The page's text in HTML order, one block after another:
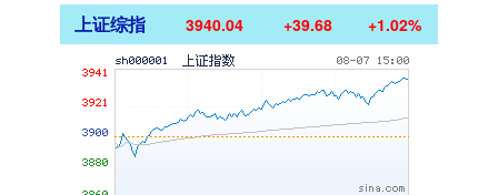
上证综指 3940.04 +39.68 +1.02%